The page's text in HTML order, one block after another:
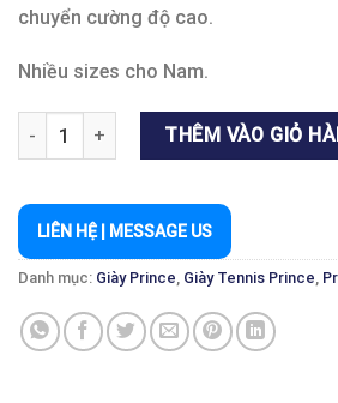
chuyển cường độ cao.
Nhiều sizes cho Nam.
GIÀY PRINCE VORTEX NAM XÁM/
THÊM VÀO GIỎ
LIÊN HỆ | MESSAGE US
Danh mục: Giày Prince, Giày Tennis Prince,